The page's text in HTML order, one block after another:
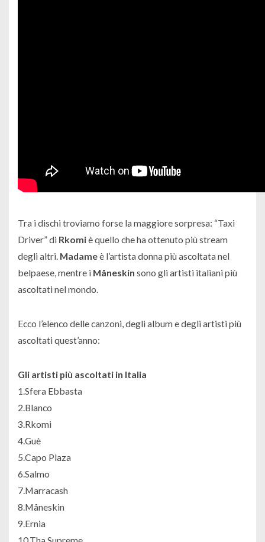
Tra i dischi troviamo forse la maggiore sorpresa: “Taxi
Driver”di Rkomiè quello che ha ottenuto più stream
degli altri. Madameè l’artista donna più ascoltata nel
belpaese, mentre i Måneskin sono gli artisti italiani più
ascoltati nel mondo.
Ecco l’elenco delle canzoni, degli album e degli artisti più
ascoltati quest’anno:
Gli artisti più ascoltati in Italia
1.Sfera Ebbasta
2.Blanco
3.Rkomi
4.Guè
5.Capo Plaza
6.Salmo
7.Marracash
8.Måneskin
9.Ernia